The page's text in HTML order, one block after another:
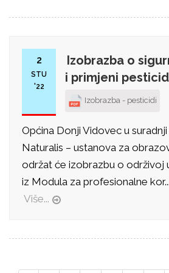
2
STU
'22
Izobrazba o
i primjeni
Izobrazba - pesticidi
Općina Donji Vidovec u
Naturalis – ustanova za
održat će izobrazbu o održivoj
iz Modula za profesionalne kor...
Više...